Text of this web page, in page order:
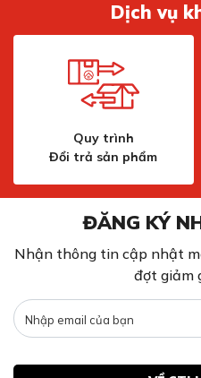
Dịch vụ
Quy trình
Đổi trả sản phẩm
ĐĂNG KÝ
Nhận thông tin cập nhật
đợt giảm